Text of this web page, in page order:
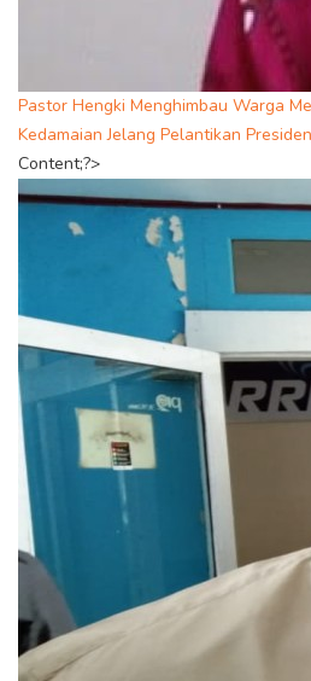
Pastor Hengki Menghimbau Warga
Kedamaian Jelang Pelantikan Presiden
Content;?>